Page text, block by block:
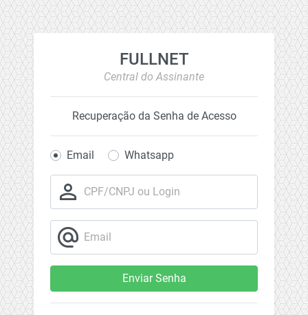
FULLNET
Central do Assinante
Recuperação da Senha de Acesso
Email Whatsapp
person_outline CPF/CNPJ ou Login
alternate_email Email
Enviar Senha